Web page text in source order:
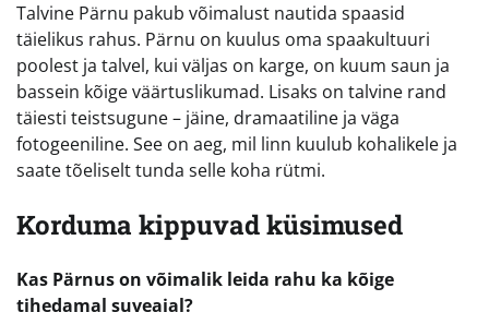
Talvine Pärnu pakub võimalust nautida spaasid
täielikus rahus. Pärnu on kuulus oma spaakultuuri
poolest ja talvel, kui väljas on karge, on kuum saun ja
bassein kõige väärtuslikumad. Lisaks on talvine rand
täiesti teistsugune – jäine, dramaatiline ja väga
fotogeeniline. See on aeg, mil linn kuulub kohalikele ja
saate tõeliselt tunda selle koha rütmi.
Korduma kippuvad küsimused
Kas Pärnus on võimalik leida rahu ka kõige
tihedamal suveajal?